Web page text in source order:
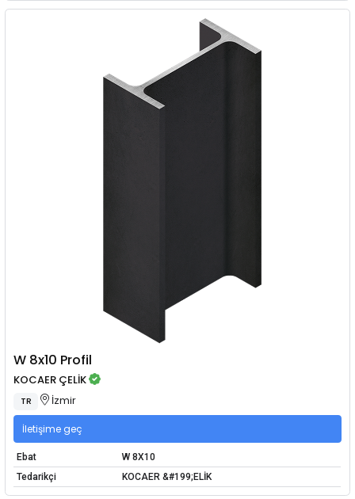
W 8x10 Profil
KOCAER ÇELİK
TR İzmir
İletişime geç
Ebat
W 8X10
Tedarikçi
KOCAER &#199;ELİK